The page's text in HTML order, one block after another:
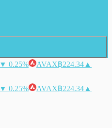
▼ 0.25% AVAX฿224.34 ▲
▼ 0.25% AVAX฿224.34 ▲